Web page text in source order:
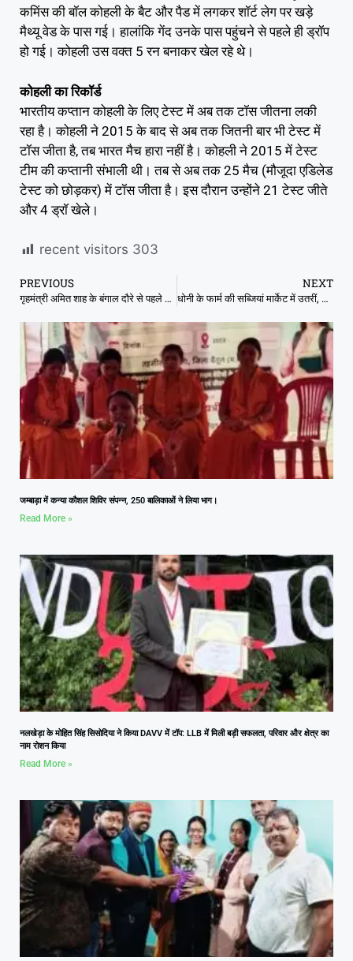
कमिंस की बॉल कोहली के बैट और पैड में लगकर शॉर्ट लेग पर खड़े
मैथ्यू वेड के पास गई। हालांकि गेंद उनके पास पहुंचने से पहले ही ड्रॉप
हो गई। कोहली उस वक्त 5 रन बनाकर खेल रहे थे।
कोहली का रिकॉर्ड
भारतीय कप्तान कोहली के लिए टेस्ट में अब तक टॉस जीतना लकी
रहा है। कोहली ने 2015 के बाद से अब तक जितनी बार भी टेस्ट में
टॉस जीता है, तब भारत मैच हारा नहीं है। कोहली ने 2015 में टेस्ट
टीम की कप्तानी संभाली थी। तब से अब तक 25 मैच (मौजूदा एडिलेड
टेस्ट को छोड़कर) में टॉस जीता है। इस दौरान उन्होंने 21 टेस्ट जीते
और 4 ड्रॉ खेले।
recent visitors 303
PREVIOUS
गृहमंत्री अमित शाह के बंगाल दौरे से पहले टीएमसी विधायकों बागी तेवर, सीएम ममता की नींद उड़ी
NEXT
धोनी के फार्म की सब्‍ज‍ियां मार्केट में उतरीं, सस्‍ते दामों में बिके ऑर्गेनिक टमाटर और गोभी
जम्बाड़ा में कन्या कौशल शिविर संपन्न, 250 बालिकाओं ने लिया भाग।
Read More »
नलखेड़ा के मोहित सिंह सिसोदिया ने किया DAVV में टॉप: LLB में मिली बड़ी सफलता, परिवार और क्षेत्र का
नाम रोशन किया
Read More »